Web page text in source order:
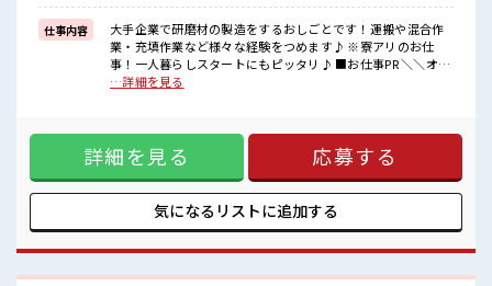
■職場の雰囲気
分からないことは丁寧に教えてもらえる！
質問もしやすい環境なので未経験からでも安心スタート♪
食堂・休憩室完備でランチや休憩も充実しそう♪
#ryo
#SOGO祝金
仕事内容
大手企業で研磨材の製造をするおしごとです！運搬や混合作
業・充填作業など様々な経験をつめます♪ ※寮アリのお仕
事！一人暮らしスタートにもピッタリ♪ ■お仕事PR ＼＼オシ
ゴトも住まいも同時にGET*// (1)寮費0円の家電付き寮完備
との同居OK (5)赴任時は現地までの移動交通費も規定支給！
《うれしい手当あり*》慰労金が最大月5万円！ 手当があるか
らさらに頑張れそう♪ 《未経験スタートOK*》 初めてで不安
な方もご安心ください！ フォロー体制バッチリ★ イチからス
キルUP・ステップUP目指していきましょう！ ■職場の雰囲
気 分からないことは丁寧に教えてもらえる！ 質問もしやすい
でランチや休憩も充実しそう♪ 持ち物が多いあなたにもぴっ
たり☆ ロッカー付きの職場♪ #ryo
…詳細を見る
詳細を見る 応募する
気になるリストに追加する